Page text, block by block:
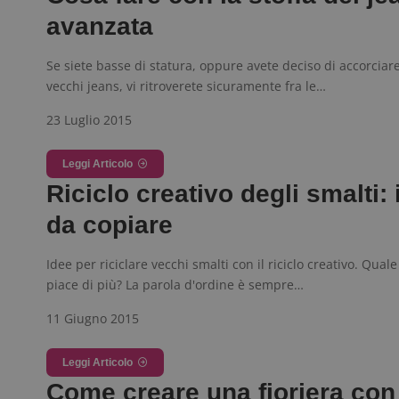
avanzata
Se siete basse di statura, oppure avete deciso di
vecchi jeans, vi ritroverete sicuramente fra le…
23 Luglio 2015
Leggi Articolo
Riciclo creativo degli smalti:
da copiare
Idee per riciclare vecchi smalti con il riciclo creativo.
piace di più? La parola d'ordine è sempre…
11 Giugno 2015
Leggi Articolo
Come creare una fioriera
_pk_id.1.938b
Nome